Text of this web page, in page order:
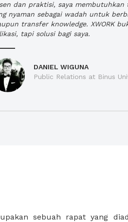
dan praktisi, saya membutuhkan
nyaman sebagai wadah untuk
transfer knowledge. XWORK
tapi solusi bagi saya.
DANIEL WIGUNA
Public Relations at Binus
sebuah rapat yang
produktif. Selain itu